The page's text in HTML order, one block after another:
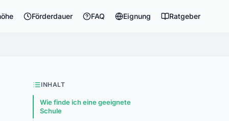
Förderdauer FAQ Eignung Ratgeber
INHALT
Wie finde ich eine geeignete
Schule